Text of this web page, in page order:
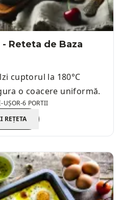
Reteta de Baza
cuptorul la 180°C
o coacere uniformă.
-UȘOR-6 PORTII
REȚETA